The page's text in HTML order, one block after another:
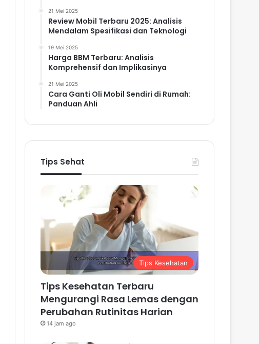
21 Mei 2025
Review Mobil Terbaru 2025: Analisis
Mendalam Spesifikasi dan Teknologi
19 Mei 2025
Harga BBM Terbaru: Analisis
Komprehensif dan Implikasinya
21 Mei 2025
Cara Ganti Oli Mobil Sendiri di Rumah:
Panduan Ahli
Tips Sehat
Tips Kesehatan
Tips Kesehatan Terbaru
Mengurangi Rasa Lemas dengan
Perubahan Rutinitas Harian
14 jam ago